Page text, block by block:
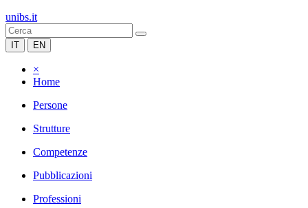
unibs.it
IT EN
×
Home
Persone
Strutture
Competenze
Pubblicazioni
Professioni